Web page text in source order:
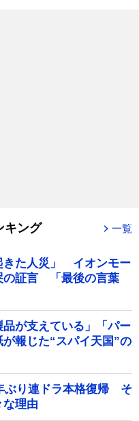
キング 一覧
きた人災」 イオンモー
の証言 「最後の言葉
品が支えている」「パー
が報じた“スパイ天国”の
ぶり連ドラ本格復帰 そ
な理由